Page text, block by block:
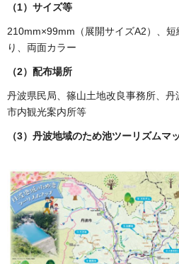
（1）サイズ等
210mm×99mm（展開サイズA2）、
り、両面カラー
（2）配布場所
丹波県民局、篠山土地改良事務所、丹
市内観光案内所等
（3）丹波地域のため池ツーリズムマ